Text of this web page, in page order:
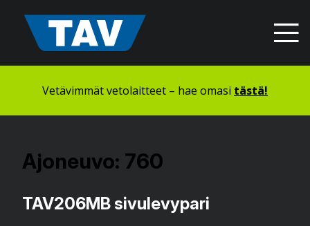
sisältöön
Vetävimmät vetolaitteet – hae omasi tästä!
Ajoneuvo: 760
TAV206MB sivulevypari